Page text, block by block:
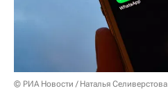
© РИА Новости / Наталья Селиверстова